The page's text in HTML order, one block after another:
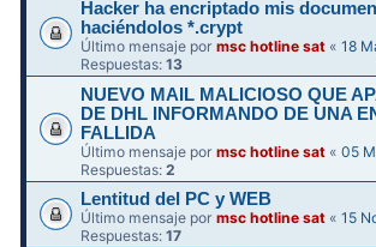
Hacker ha encriptado mis
haciéndolos *.crypt
Último mensaje pormsc hotline sat «18
Respuestas:13
NUEVO MAIL MALICIOSO QUE
DE DHL INFORMANDO DE UNA
FALLIDA
Último mensaje pormsc hotline sat «05
Respuestas:2
Lentitud del PC y WEB
Último mensaje pormsc hotline sat «15
Respuestas:17